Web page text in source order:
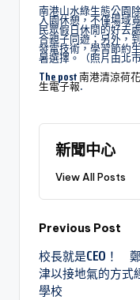
南港山水綠生態公園
入園休憩，不僅場域
民眾假日休閒的好去
合親子同遊；另外，
發電技術，學習節約
暑選擇。（照片由北
The post南港清涼荷
生電子報.
新聞中心
View All Posts
Previous Post
校長就是CEO！
津以接地氣的方式
學校